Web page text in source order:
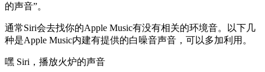
的声音”。
通常Siri会去找你的Apple Music有没有相关的环境音。以下几
种是Apple Music内建有提供的白噪音声音，可以多加利用。
嘿 Siri，播放火炉的声音